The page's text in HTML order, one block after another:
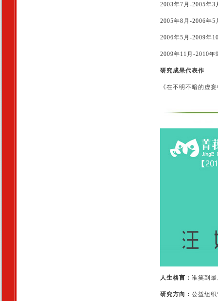
2003年7月-2005年
2005年8月-2006年
2006年5月-2009年
2009年11月-2010
研究成果代表作
《在不明不暗的虚
人生格言： 谁笑到
研究方向： 公益组